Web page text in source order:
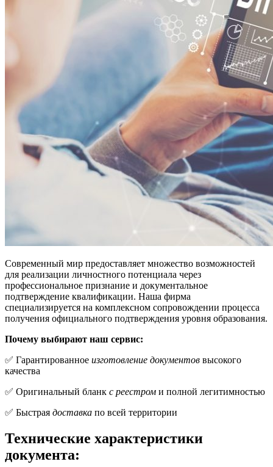
Современный мир предоставляет множество возможностей
для реализации личностного потенциала через
профессиональное признание и документальное
подтверждение квалификации. Наша фирма
специализируется на комплексном сопровождении процесса
получения официального подтверждения уровня образования.
Почему выбирают наш сервис:
✅ Гарантированное изготовление документов высокого
качества
✅ Оригинальный бланк с реестром и полной легитимностью
✅ Быстрая доставка по всей территории
Технические характеристики
документа: